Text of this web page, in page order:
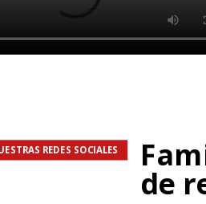
REDES SOCIALES
de